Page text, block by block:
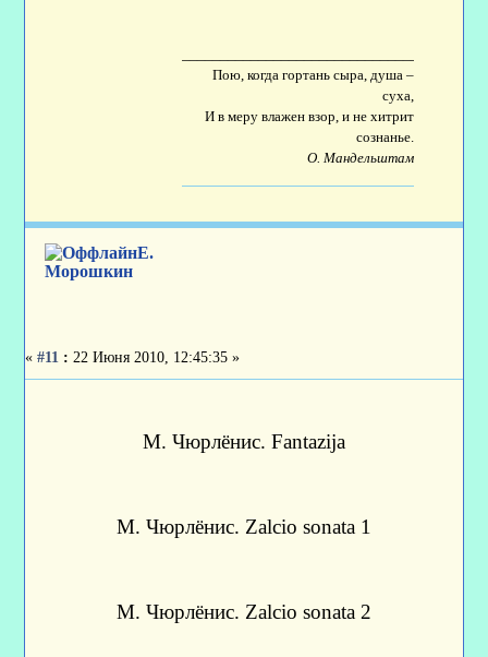
Пою, когда гортань сыра, душа –
суха,
И в меру влажен взор, и не хитрит
сознанье.
О. Мандельштам
Е.
Морошкин
«#11 : 22 Июня 2010, 12:45:35 »
М. Чюрлёнис. Fantazija
М. Чюрлёнис. Zalcio sonata 1
М. Чюрлёнис. Zalcio sonata 2